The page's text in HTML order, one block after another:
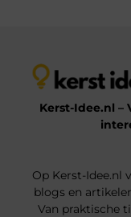
Kerst-Idee.nl –
Op Kerst-Idee.nl
blogs en
Van praktische